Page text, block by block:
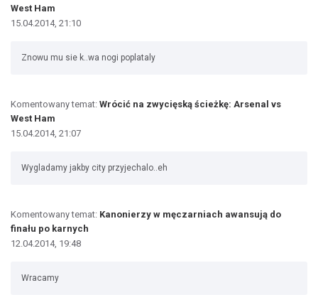
West Ham
15.04.2014, 21:10
Znowu mu sie k..wa nogi poplataly
Komentowany temat: Wrócić na zwycięską ścieżkę: Arsenal vs
West Ham
15.04.2014, 21:07
Wygladamy jakby city przyjechalo..eh
Komentowany temat: Kanonierzy w męczarniach awansują do
finału po karnych
12.04.2014, 19:48
Wracamy